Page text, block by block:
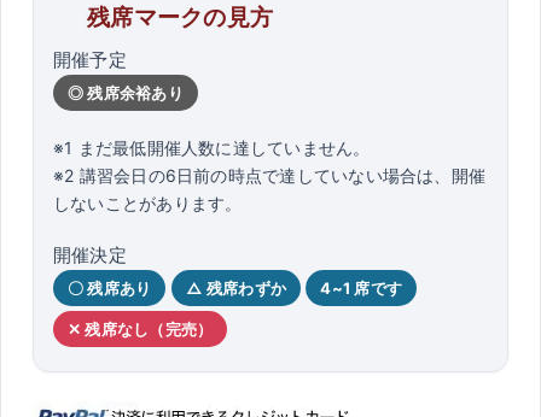
残席マークの見方
開催予定
◎ 残席余裕あり
※1 まだ最低開催人数に達していません。
※2 講習会日の6日前の時点で達していない場合は、開催
しないことがあります。
開催決定
〇 残席あり △ 残席わずか 4~1 席です
✕ 残席なし（完売）